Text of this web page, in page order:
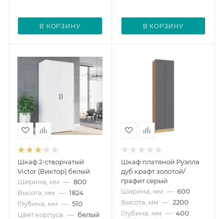
В КОРЗИНУ В КОРЗИНУ
Шкаф 2-створчатый
Victor (Виктор) белый
Ширина, мм — 800
Высота, мм — 1824
Глубина, мм — 510
Цвет корпуса — белый
Шкаф платяной Руэлла
дуб крафт золотой/
графит серый
Ширина, мм — 600
Высота, мм — 2200
Глубина, мм — 400